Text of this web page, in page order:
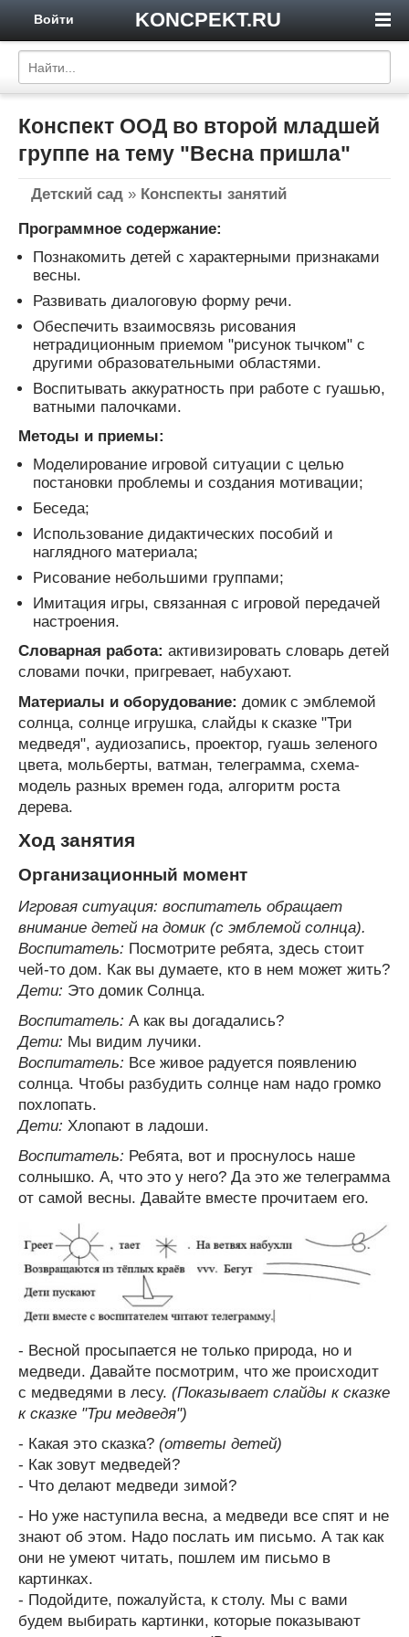
KONCPEKT.RU
Войти
Конспект ООД во второй младшей
группе на тему "Весна пришла"
Детский сад » Конспекты занятий
Программное содержание:
Познакомить детей с характерными признаками
весны.
Развивать диалоговую форму речи.
Обеспечить взаимосвязь рисования
нетрадиционным приемом "рисунок тычком" с
другими образовательными областями.
Воспитывать аккуратность при работе с гуашью,
ватными палочками.
Методы и приемы:
Моделирование игровой ситуации с целью
постановки проблемы и создания мотивации;
Беседа;
Использование дидактических пособий и
наглядного материала;
Рисование небольшими группами;
Имитация игры, связанная с игровой передачей
настроения.
Словарная работа: активизировать словарь детей
словами почки, пригревает, набухают.
Материалы и оборудование: домик с эмблемой
солнца, солнце игрушка, слайды к сказке "Три
медведя", аудиозапись, проектор, гуашь зеленого
цвета, мольберты, ватман, телеграмма, схема-
модель разных времен года, алгоритм роста
дерева.
Ход занятия
Организационный момент
Игровая ситуация: воспитатель обращает
внимание детей на домик (с эмблемой солнца).
Воспитатель: Посмотрите ребята, здесь стоит
чей-то дом. Как вы думаете, кто в нем может жить?
Дети: Это домик Солнца.
Воспитатель: А как вы догадались?
Дети: Мы видим лучики.
Воспитатель: Все живое радуется появлению
солнца. Чтобы разбудить солнце нам надо громко
похлопать.
Дети: Хлопают в ладоши.
Воспитатель: Ребята, вот и проснулось наше
солнышко. А, что это у него? Да это же телеграмма
от самой весны. Давайте вместе прочитаем его.
- Весной просыпается не только природа, но и
медведи. Давайте посмотрим, что же происходит
с медведями в лесу. (Показывает слайды к сказке
к сказке "Три медведя")
- Какая это сказка? (ответы детей)
- Как зовут медведей?
- Что делают медведи зимой?
- Но уже наступила весна, а медведи все спят и не
знают об этом. Надо послать им письмо. А так как
они не умеют читать, пошлем им письмо в
картинках.
- Подойдите, пожалуйста, к столу. Мы с вами
будем выбирать картинки, которые показывают